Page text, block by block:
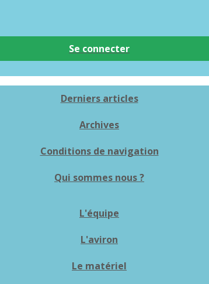
Se connecter
Derniers articles
Archives
Conditions de navigation
Qui sommes nous ?
L'équipe
L'aviron
Le matériel